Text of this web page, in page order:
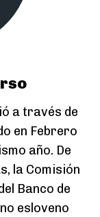
a través de
en Febrero
año. De
la Comisión
Banco de
esloveno